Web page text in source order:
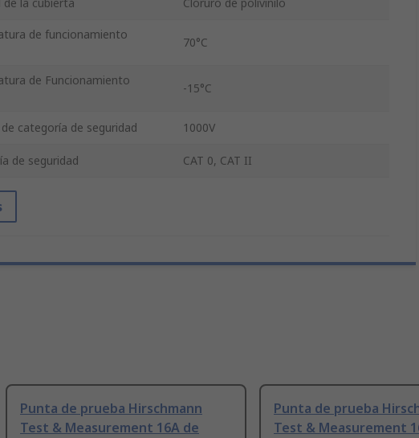
de funcionamiento
70°C
de Funcionamiento
-15°C
categoría de seguridad 1000V
de seguridad CAT 0, CAT II
Punta de prueba Hirschmann
Test & Measurement 16A de
Punta de prueba
Test & Measurement